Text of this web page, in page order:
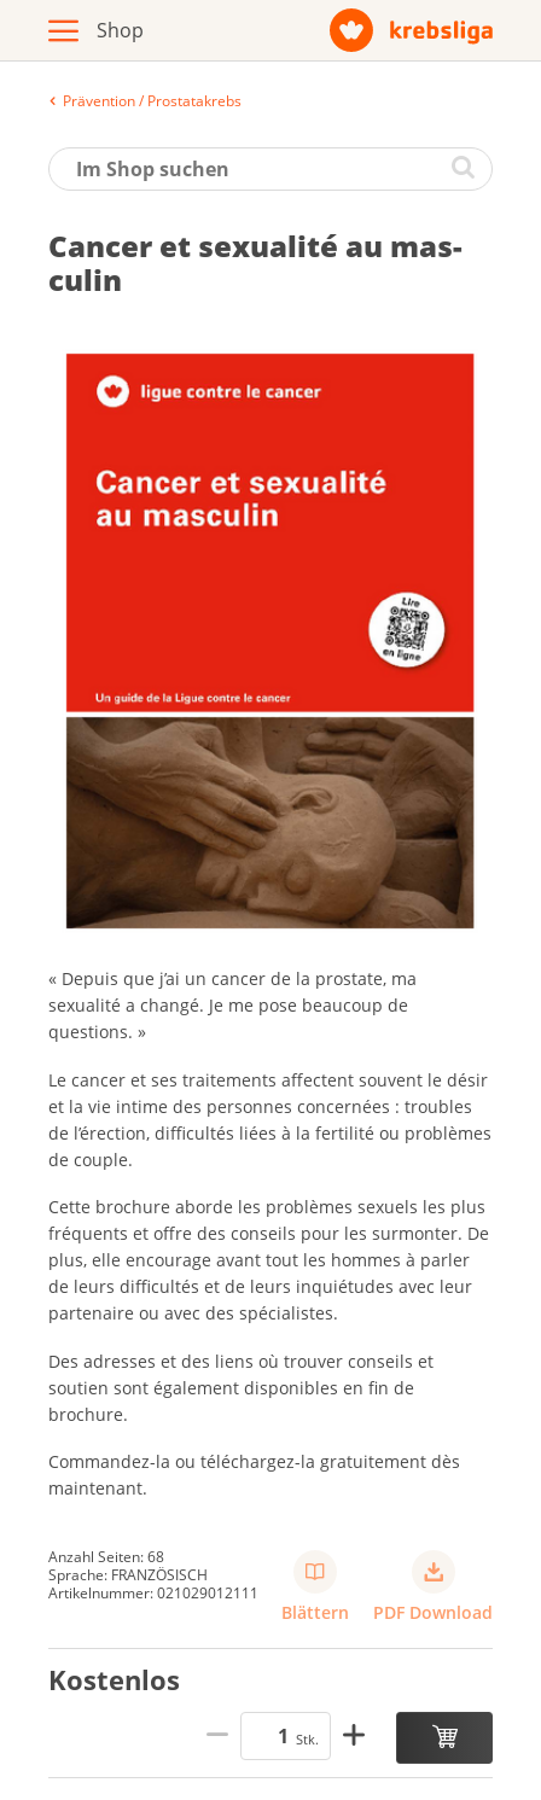
Archiv
Broschüren / Infomaterial
Produkte
Zur Krebsliga-Webseite
Deutsch
Français
Prävention / Prostatakrebs
Can­cer et sexua­lité au mas­
cu­lin
« Depuis que j’ai un cancer de la prostate, ma
sexualité a changé. Je me pose beaucoup de
questions. »
Le cancer et ses traitements affectent souvent le désir
et la vie intime des personnes concernées : troubles
de l’érection, difficultés liées à la fertilité ou problèmes
de couple.
Cette brochure aborde les problèmes sexuels les plus
fréquents et offre des conseils pour les surmonter. De
plus, elle encourage avant tout les hommes à parler
de leurs difficultés et de leurs inquiétudes avec leur
partenaire ou avec des spécialistes.
Des adresses et des liens où trouver conseils et
soutien sont également disponibles en fin de
brochure.
Commandez-la ou téléchargez-la gratuitement dès
maintenant.
Anzahl Seiten: 68
Sprache: FRANZÖSISCH
Artikelnummer: 021029012111
Blättern PDF Download
Kostenlos
Stk.